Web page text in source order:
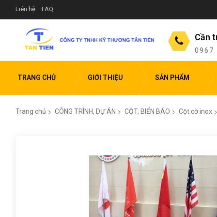
Liên hệ FAQ
Cần
0967
TRANG CHỦ GIỚI THIỆU SẢN PHẨM
Trang chủ CÔNG TRÌNH, DỰ ÁN CỘT, BIỂN BÁO Cột cờ inox